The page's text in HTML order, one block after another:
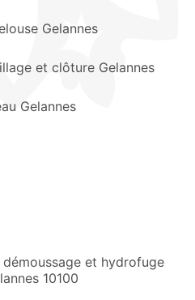
Gelannes
et clôture Gelannes
Gelannes
et hydrofuge
10100